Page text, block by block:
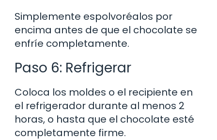
Simplemente espolvoréalos por
encima antes de que el chocolate se
enfríe completamente.
Paso 6: Refrigerar
Coloca los moldes o el recipiente en
el refrigerador durante al menos 2
horas, o hasta que el chocolate esté
completamente firme.